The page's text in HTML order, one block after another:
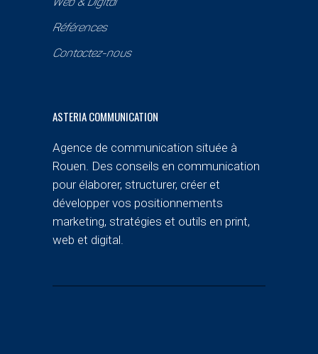
Web & Digital
Références
Contactez-nous
ASTERIA COMMUNICATION
Agence de communication située à
Rouen. Des conseils en communication
pour élaborer, structurer, créer et
développer vos positionnements
marketing, stratégies et outils en print,
web et digital.